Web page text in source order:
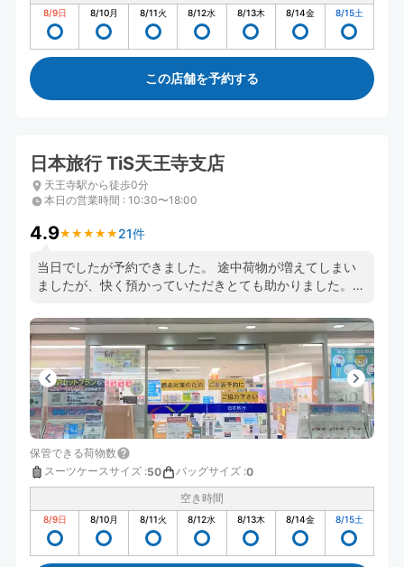
8/9日 8/10月 8/11火 8/12水 8/13木 8/14金 8/15土
この店舗を予約する
日本旅行 TiS天王寺支店
天王寺駅から徒歩0分
本日の営業時間 : 10:30〜18:00
4.9★ ★ ★ ★ ★
★ ★ ★ ★ ★ 21件
当日でしたが予約できました。 途中荷物が増えてしまい
ましたが、快く預かっていただきとても助かりました。
た。 またお願いします。
保管できる荷物数
スーツケースサイズ :50 バッグサイズ :0
空き時間
8/9日 8/10月 8/11火 8/12水 8/13木 8/14金 8/15土